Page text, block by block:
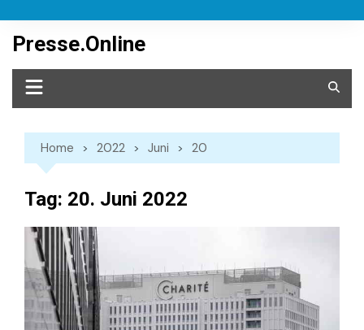
content
Presse.Online
Home 2022 Juni 20
Tag: 20. Juni 2022